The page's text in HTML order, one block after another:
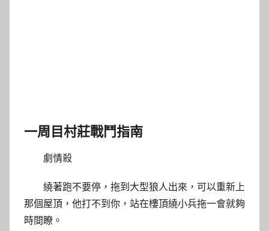
一周目村莊戰鬥指南
劇情殺
繞著跑不要停，拖到大型狼人出來，可以重新上
那個屋頂，他打不到你，站在樓頂繞小兵拖一會就夠
時間瞭。